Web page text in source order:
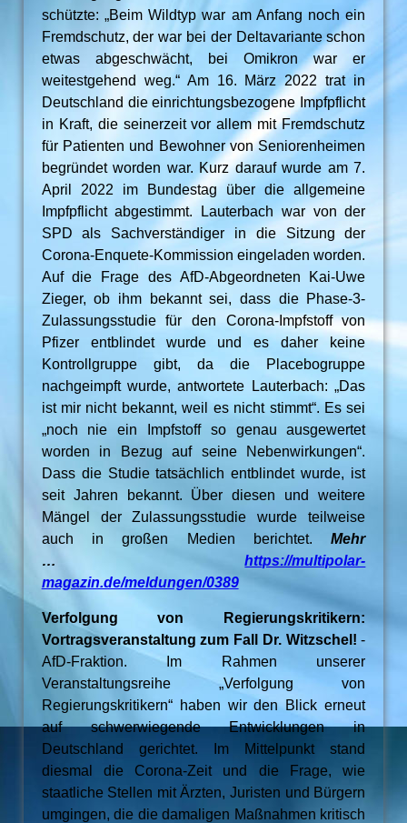
schützte: „Beim Wildtyp war am Anfang noch ein
Fremdschutz, der war bei der Deltavariante schon
etwas abgeschwächt, bei Omikron war er
weitestgehend weg.“ Am 16. März 2022 trat in
Deutschland die einrichtungsbezogene Impfpflicht
in Kraft, die seinerzeit vor allem mit Fremdschutz
für Patienten und Bewohner von Seniorenheimen
begründet worden war. Kurz darauf wurde am 7.
April 2022 im Bundestag über die allgemeine
Impfpflicht abgestimmt. Lauterbach war von der
SPD als Sachverständiger in die Sitzung der
Corona-Enquete-Kommission eingeladen worden.
Auf die Frage des AfD-Abgeordneten Kai-Uwe
Zieger, ob ihm bekannt sei, dass die Phase-3-
Zulassungsstudie für den Corona-Impfstoff von
Pfizer entblindet wurde und es daher keine
Kontrollgruppe gibt, da die Placebogruppe
nachgeimpft wurde, antwortete Lauterbach: „Das
ist mir nicht bekannt, weil es nicht stimmt“. Es sei
„noch nie ein Impfstoff so genau ausgewertet
worden in Bezug auf seine Nebenwirkungen“.
Dass die Studie tatsächlich entblindet wurde, ist
seit Jahren bekannt. Über diesen und weitere
Mängel der Zulassungsstudie wurde teilweise
auch in großen Medien berichtet.Mehr
…https://multipolar-
magazin.de/meldungen/0389
Verfolgung von Regierungskritikern:
Vortragsveranstaltung zum Fall Dr. Witzschel!-
AfD-Fraktion. Im Rahmen unserer
Veranstaltungsreihe „Verfolgung von
Regierungskritikern“ haben wir den Blick erneut
auf schwerwiegende Entwicklungen in
Deutschland gerichtet. Im Mittelpunkt stand
diesmal die Corona-Zeit und die Frage, wie
staatliche Stellen mit Ärzten, Juristen und Bürgern
umgingen, die die damaligen Maßnahmen kritisch